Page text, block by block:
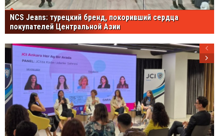
NCS Jeans: турецкий бренд, покоривший сердца
покупателей Центральной Азии